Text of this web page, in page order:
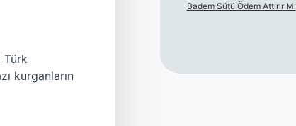
Türk
kurganların
Badem Sütü Ödem Attırır Mı